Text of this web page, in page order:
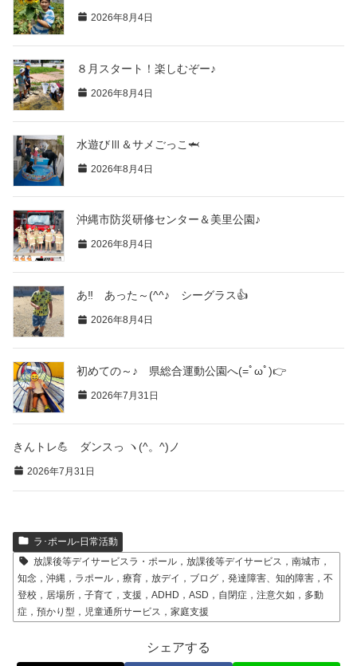
2026年8月4日
８月スタート！楽しむぞー♪
2026年8月4日
水遊びⅢ＆サメごっこ🦈
2026年8月4日
沖縄市防災研修センター＆美里公園♪
2026年8月4日
あ‼ あった～(^^♪ シーグラス👍
2026年8月4日
初めての～♪ 県総合運動公園へ(=ﾟωﾟ)👉
2026年7月31日
きんトレ💪 ダンスっ ヽ(^。^)ノ
2026年7月31日
ラ･ポール-日常活動
放課後等デイサービスラ・ポール，放課後等デイサービス，南城市，
知念，沖縄，ラポール，療育，放デイ，ブログ，発達障害、知的障害，不
登校，居場所，子育て，支援，ADHD，ASD，自閉症，注意欠如，多動
症，預かり型，児童通所サービス，家庭支援
シェアする